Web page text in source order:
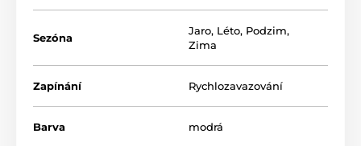
Sezóna
Jaro, Léto, Podzim,
Zima
Zapínání Rychlozavazování
Barva modrá